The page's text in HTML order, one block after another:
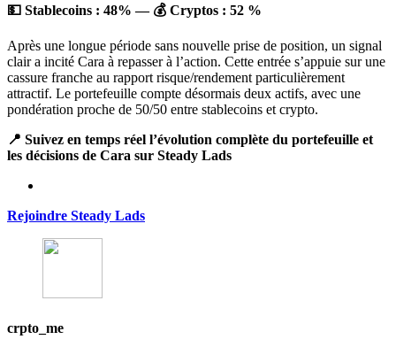
💵 Stablecoins : 48% — 💰 Cryptos : 52 %
Après une longue période sans nouvelle prise de position, un signal
clair a incité Cara à repasser à l’action. Cette entrée s’appuie sur une
cassure franche au rapport risque/rendement particulièrement
attractif. Le portefeuille compte désormais deux actifs, avec une
pondération proche de 50/50 entre stablecoins et crypto.
📍 Suivez en temps réel l’évolution complète du portefeuille et
les décisions de Cara sur Steady Lads
Rejoindre Steady Lads
crpto_me